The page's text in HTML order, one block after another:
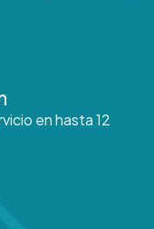
en hasta 12